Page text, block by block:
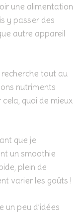
une alimentation
y passer des
autre appareil
recherche tout au
nutriments
quoi de mieux
que je
un smoothie
plein de
varier les goûts !
un peu d’idées